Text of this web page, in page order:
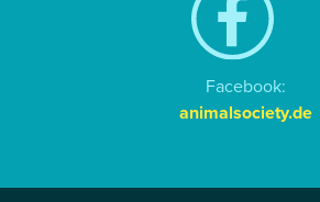
Facebook:
animalsociety.de